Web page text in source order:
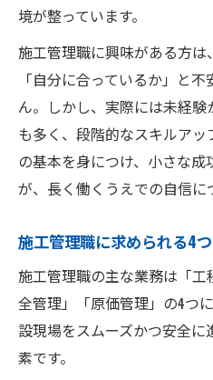
境が整っています。
施工管理職に興味がある方は
「自分に合っているか」と
ん。しかし、実際には未経
も多く、段階的なスキルア
の基本を身につけ、小さな成
が、長く働くうえでの自信に
施工管理職に求められる4
施工管理職の主な業務は「
全管理」「原価管理」の4つ
設現場をスムーズかつ安全
素です。